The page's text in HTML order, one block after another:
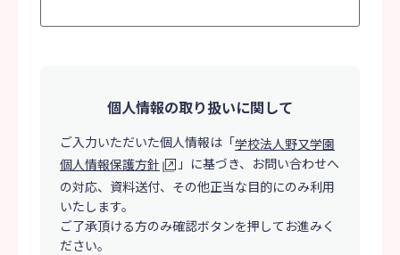
個人情報の取り扱いに関して
ご入力いただいた個人情報は「学校法人野又学園
個人情報保護方針
」に基づき、 お問い合わせへ
の対応、資料送付、その他正当な目的にのみ利用
いたします。
ご了承頂ける方のみ確認ボタンを押してお進みく
ださい。